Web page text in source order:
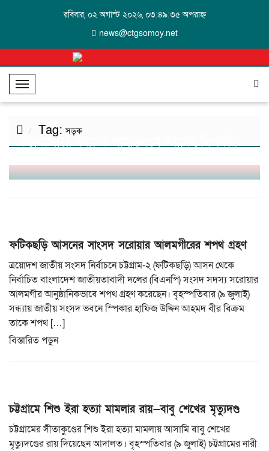
রবিবার, ০২ অগাস্ট ২০২৬, ০৩:৪৯:৩৫ অপরাহ্ন
news@ctgsomoy.net
T
o
g
l
N
a
t
i
o
n
Tag:সড়ক
কক্সবাজারে বন্যা ও পাহাড়ধসে ভয়াবহ বিপর্যয়:
ফটিকছড়ি আসনের সাংসদ সরোয়ার আলমগীরের শপথ গ্রহণ
ত্রয়োদশ জাতীয় সংসদ নির্বাচনে চট্টগ্রাম-২ (ফটিকছড়ি) আসন থেকে
নির্বাচিত বাংলাদেশ জাতীয়তাবাদী দলের (বিএনপি) সংসদ সদস্য সরোয়ার
আলমগীর আনুষ্ঠানিকভাবে শপথ গ্রহণ করেছেন। বৃহস্পতিবার (৯ জুলাই)
সন্ধ্যায় জাতীয় সংসদ ভবনে স্পিকার হাফিজ উদ্দিন আহমদ বীর বিক্রম
তাকে শপথ […]
বিস্তারিত পড়ুন
চট্টগ্রামে শিশু ইরা হত্যা মামলার রায়—বাবু শেখের মৃত্যুদণ্ড
চট্টগ্রামের সীতাকুণ্ডের শিশু ইরা হত্যা মামলায় আসামি বাবু শেখের
মৃত্যুদণ্ডের রায় দিয়েছেন আদালত। বৃহস্পতিবার (৯ জুলাই) চট্টগ্রামের নারী